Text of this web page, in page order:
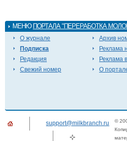
МЕНЮ ПОРТАЛА "ПЕРЕРАБОТКА
О журнале
Подписка
Редакция
Свежий номер
Архив
Реклама
Реклама
О
support@milkbranch.ru ©